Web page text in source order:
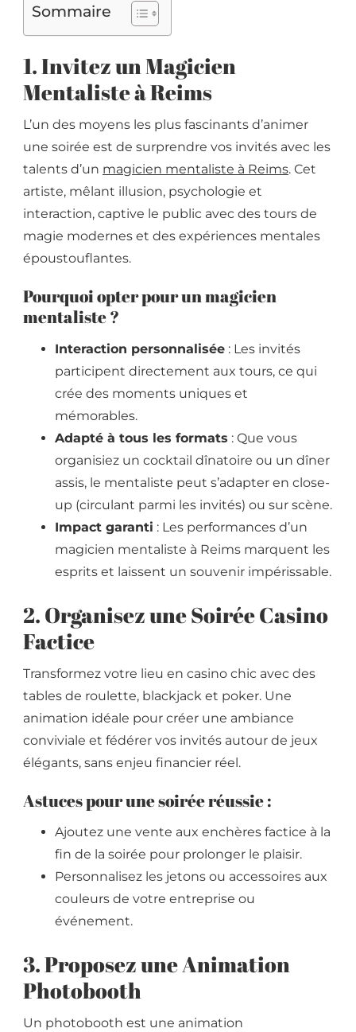
Sommaire
1. Invitez un Magicien
Mentaliste à Reims
L’un des moyens les plus fascinants d’animer
une soirée est de surprendre vos invités avec les
talents d’un magicien mentaliste à Reims. Cet
artiste, mêlant illusion, psychologie et
interaction, captive le public avec des tours de
magie modernes et des expériences mentales
époustouflantes.
Pourquoi opter pour un magicien
mentaliste ?
Interaction personnalisée : Les invités
participent directement aux tours, ce qui
crée des moments uniques et
mémorables.
Adapté à tous les formats : Que vous
organisiez un cocktail dînatoire ou un dîner
assis, le mentaliste peut s’adapter en close-
up (circulant parmi les invités) ou sur scène.
Impact garanti : Les performances d’un
magicien mentaliste à Reims marquent les
esprits et laissent un souvenir impérissable.
2. Organisez une Soirée Casino
Factice
Transformez votre lieu en casino chic avec des
tables de roulette, blackjack et poker. Une
animation idéale pour créer une ambiance
conviviale et fédérer vos invités autour de jeux
élégants, sans enjeu financier réel.
Astuces pour une soirée réussie :
Ajoutez une vente aux enchères factice à la
fin de la soirée pour prolonger le plaisir.
Personnalisez les jetons ou accessoires aux
couleurs de votre entreprise ou
événement.
3. Proposez une Animation
Photobooth
Un photobooth est une animation